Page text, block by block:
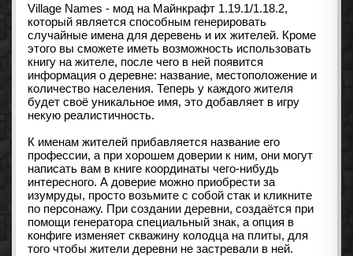
Village Names - мод на Майнкрафт 1.19.1/1.18.2,
который является способным генерировать
случайные имена для деревень и их жителей. Кроме
этого вы сможете иметь возможность использовать
книгу на жителе, после чего в ней появится
информация о деревне: название, местоположение и
количество населения. Теперь у каждого жителя
будет своё уникальное имя, это добавляет в игру
некую реалистичность.
К именам жителей прибавляется название его
профессии, а при хорошем доверии к ним, они могут
написать вам в книге координаты чего-нибудь
интересного. А доверие можно приобрести за
изумруды, просто возьмите с собой стак и кликните
по персонажу. При создании деревни, создаётся при
помощи генератора специальный знак, а опция в
конфиге изменяет скважину колодца на плиты, для
того чтобы жители деревни не застревали в ней.